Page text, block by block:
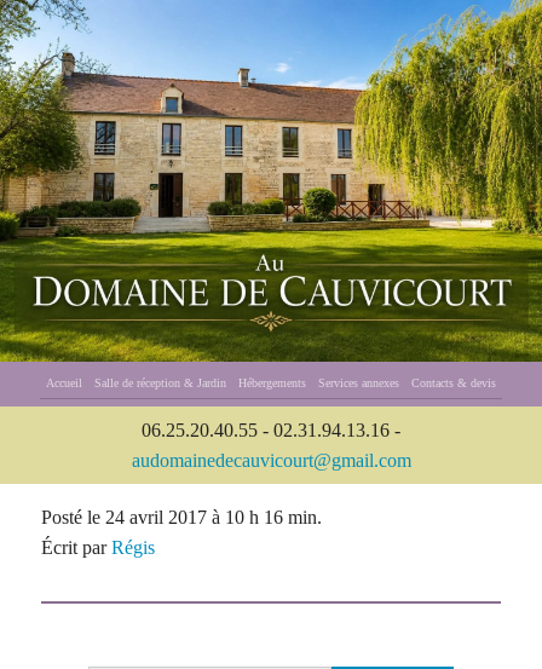
Accueil Salle de réception & Jardin Hébergements Services annexes Contacts & devis
06.25.20.40.55 - 02.31.94.13.16 -
audomainedecauvicourt@gmail.com
Posté le 24 avril 2017 à 10 h 16 min.
Écrit parRégis